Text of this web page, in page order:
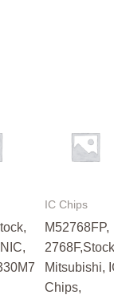
IC Chips
M52768FP,
Mitsubishi,
Chips,